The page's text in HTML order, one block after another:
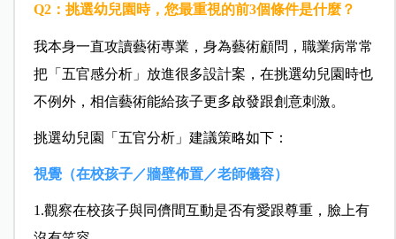
Q2：挑選幼兒園時，您最重視的前3個條件是什麼？
我本身一直攻讀藝術專業，身為藝術顧問，職業病常常
把「五官感分析」放進很多設計案，在挑選幼兒園時也
不例外，相信藝術能給孩子更多啟發跟創意刺激。
挑選幼兒園「五官分析」建議策略如下：
視覺（在校孩子／牆壁佈置／老師儀容）
1.觀察在校孩子與同儕間互動是否有愛跟尊重，臉上有